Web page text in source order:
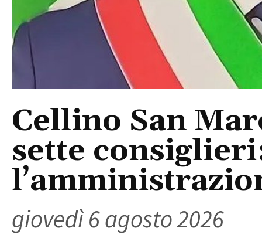
Cellino San
sette
giovedì 6 agosto 2026